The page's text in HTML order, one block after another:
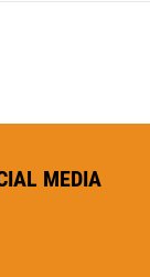
MEDIA